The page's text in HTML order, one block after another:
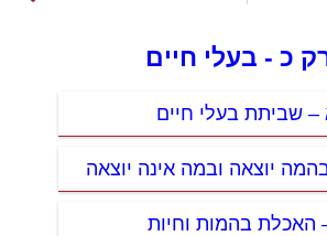
כ - בעלי חיים
– שביתת בעלי חיים
יוצאה ובמה אינה יוצאה
האכלת בהמות וחיות